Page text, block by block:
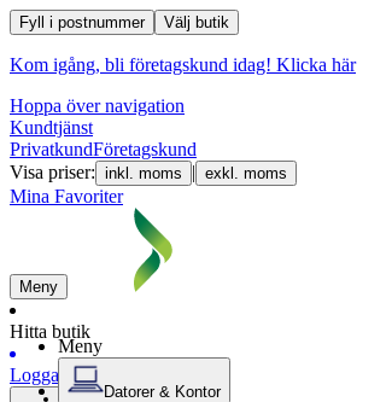
Fyll i postnummer Välj butik
Kom igång, bli företagskund idag! Klicka här
Hoppa över navigation
Kundtjänst
PrivatkundFöretagskund
Visa priser: inkl. moms | exkl. moms
Mina Favoriter
Meny
Hitta butik
Logga in
Meny
Datorer & Kontor